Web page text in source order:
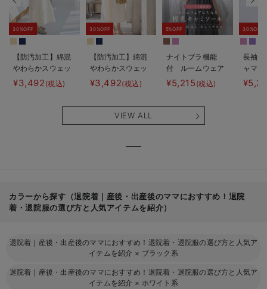
30%OFF
【防汚加工】綿混
やわらかスウェッ
ト半袖ティアード
ネグリジェ マタ
¥3,492 (税込)
30%OFF
【防汚加工】綿混
やわらかスウェッ
ト半袖フレアワン
ピース マタニテ
も長く使える】
¥3,492(税込)
5%OFF
ナイトブラ機能
付 ルームウェア
にもなる授乳キャ
ミソール
¥5,215 (税込)
30%OFF
長袖サ
ャマ
ェー
VIEW ALL
カラーから探す（退院着｜産後・出産後のママにおすすめ！退院
着・退院服の選び方と人気アイテムを紹介）
退院着｜産後・出産後のママにおすすめ！退院着・退院服の選び方と人気ア
イテムを紹介 × ブラック系
退院着｜産後・出産後のママにおすすめ！退院着・退院服の選び方と人気ア
イテムを紹介 × ホワイト系